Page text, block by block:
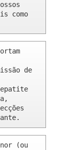
como
de
(ou